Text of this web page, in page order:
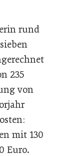
rund
235
von
mit 130
Euro.